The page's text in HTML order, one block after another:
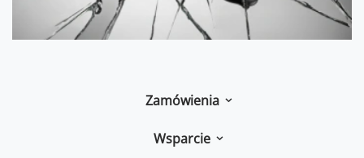
Zamówienia
Wsparcie